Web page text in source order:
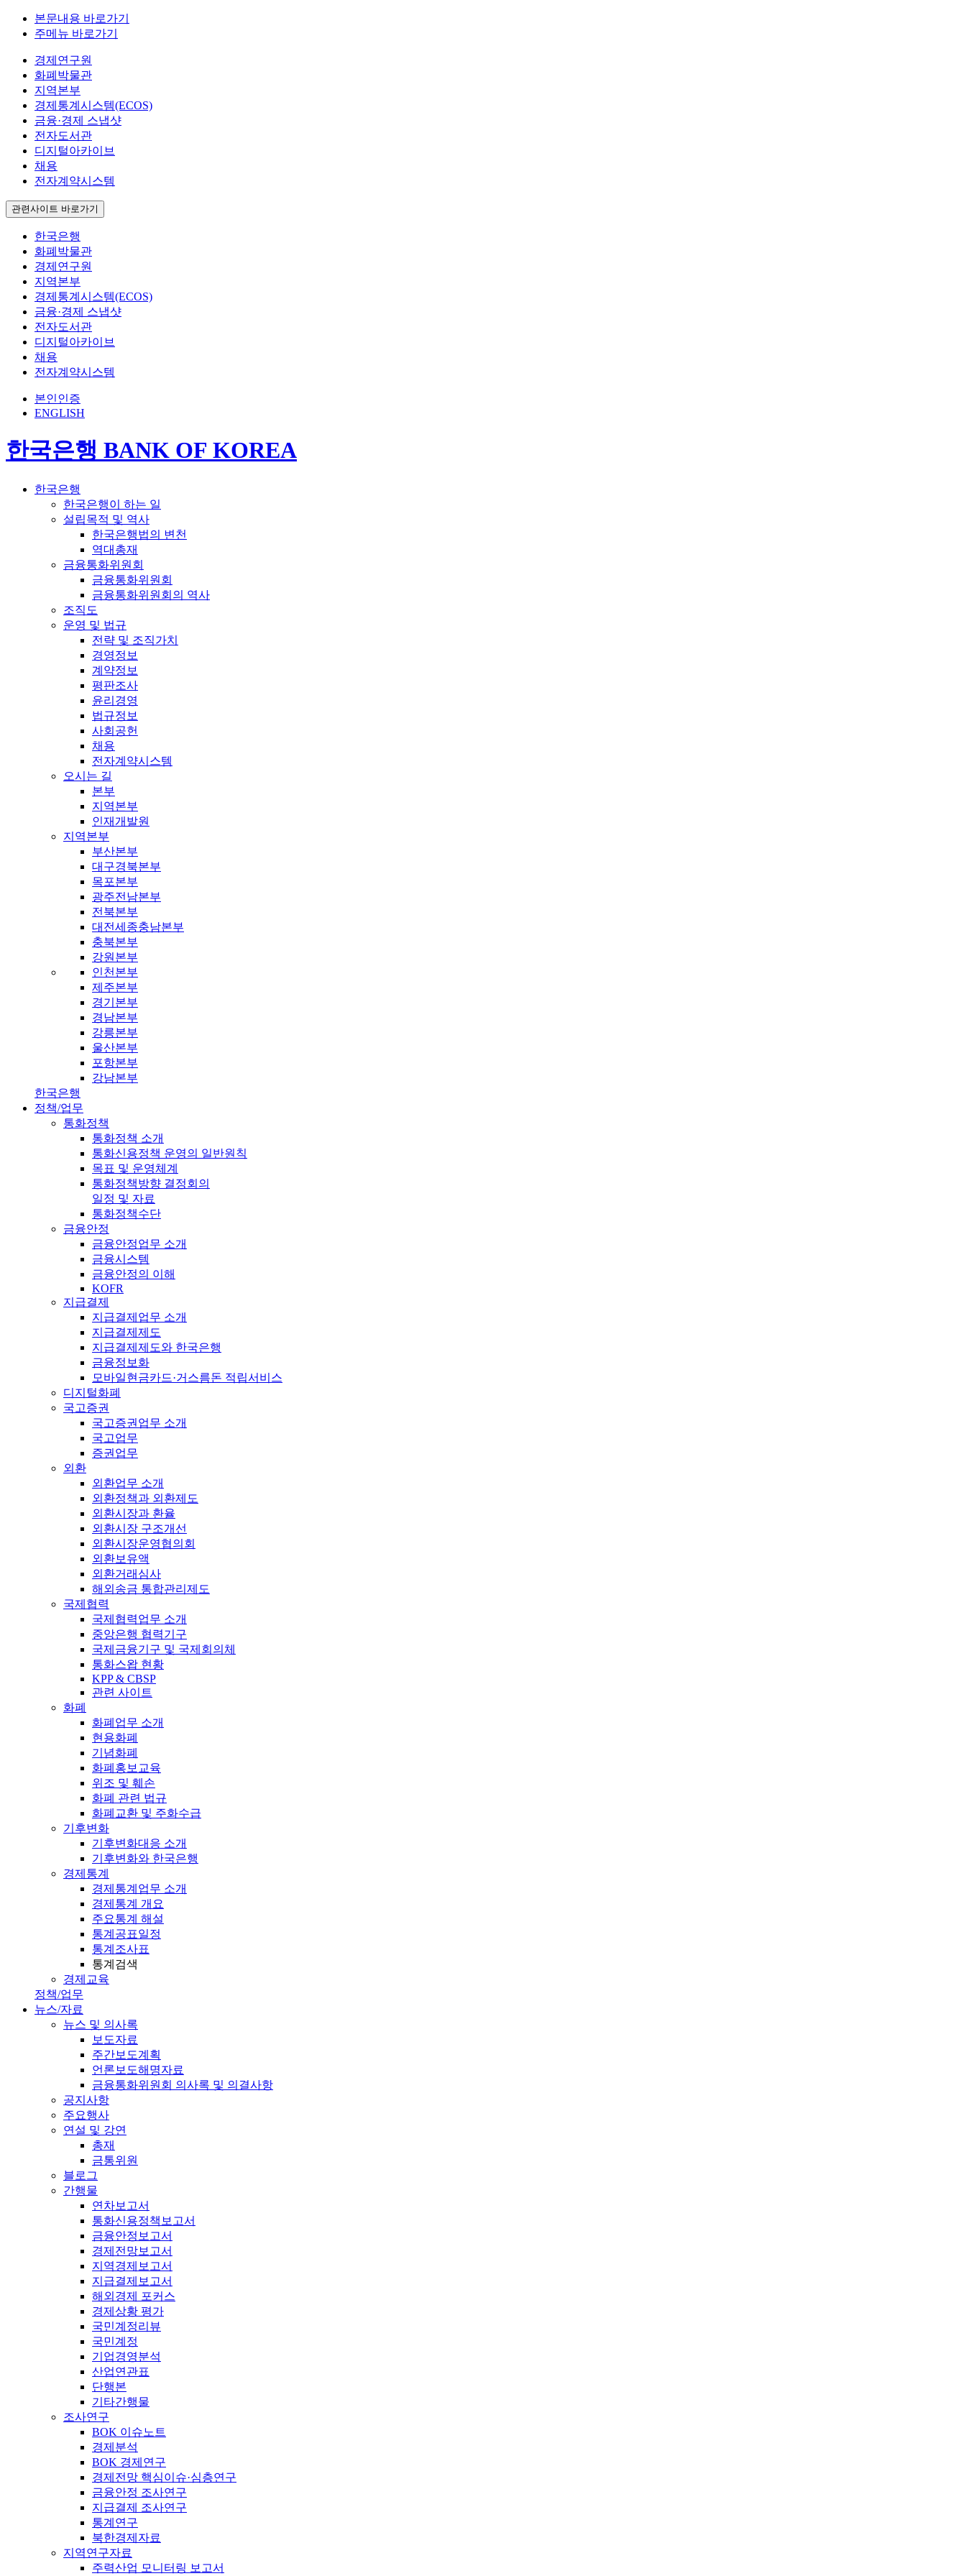
본문내용 바로가기
주메뉴 바로가기
경제연구원
화폐박물관
지역본부
경제통계시스템(ECOS)
금융·경제 스냅샷
전자도서관
디지털아카이브
채용
전자계약시스템
관련사이트 바로가기
한국은행
화폐박물관
경제연구원
지역본부
경제통계시스템(ECOS)
금융·경제 스냅샷
전자도서관
디지털아카이브
채용
전자계약시스템
본인인증
ENGLISH
한국은행 BANK OF KOREA
한국은행
한국은행이 하는 일
설립목적 및 역사
한국은행법의 변천
역대총재
금융통화위원회
금융통화위원회
금융통화위원회의 역사
조직도
운영 및 법규
전략 및 조직가치
경영정보
계약정보
평판조사
윤리경영
법규정보
사회공헌
채용
전자계약시스템
오시는 길
본부
지역본부
인재개발원
지역본부
부산본부
대구경북본부
목포본부
광주전남본부
전북본부
대전세종충남본부
충북본부
강원본부
인천본부
제주본부
경기본부
경남본부
강릉본부
울산본부
포항본부
강남본부
한국은행
정책/업무
통화정책
통화정책 소개
통화신용정책 운영의 일반원칙
목표 및 운영체계
통화정책방향 결정회의
일정 및 자료
통화정책수단
금융안정
금융안정업무 소개
금융시스템
금융안정의 이해
KOFR
지급결제
지급결제업무 소개
지급결제제도
지급결제제도와 한국은행
금융정보화
모바일현금카드·거스름돈 적립서비스
디지털화폐
국고증권
국고증권업무 소개
국고업무
증권업무
외환
외환업무 소개
외환정책과 외환제도
외환시장과 환율
외환시장 구조개선
외환시장운영협의회
외환보유액
외환거래심사
해외송금 통합관리제도
국제협력
국제협력업무 소개
중앙은행 협력기구
국제금융기구 및 국제회의체
통화스왑 현황
KPP & CBSP
관련 사이트
화폐
화폐업무 소개
현용화폐
기념화폐
화폐홍보교육
위조 및 훼손
화폐 관련 법규
화폐교환 및 주화수급
기후변화
기후변화대응 소개
기후변화와 한국은행
경제통계
경제통계업무 소개
경제통계 개요
주요통계 해설
통계공표일정
통계조사표
통계검색
경제교육
정책/업무
뉴스/자료
뉴스 및 의사록
보도자료
주간보도계획
언론보도해명자료
금융통화위원회 의사록 및 의결사항
공지사항
주요행사
연설 및 강연
총재
금통위원
블로그
간행물
연차보고서
통화신용정책보고서
금융안정보고서
경제전망보고서
지역경제보고서
지급결제보고서
해외경제 포커스
경제상황 평가
국민계정리뷰
국민계정
기업경영분석
산업연관표
단행본
기타간행물
조사연구
BOK 이슈노트
경제분석
BOK 경제연구
경제전망 핵심이슈·심층연구
금융안정 조사연구
지급결제 조사연구
통계연구
북한경제자료
지역연구자료
주력산업 모니터링 보고서